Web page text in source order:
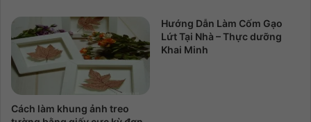
Cách làm khung ảnh treo
Hướng Dẫn Làm Cốm Gạo
Lứt Tại Nhà – Thực dưỡng
Khai Minh